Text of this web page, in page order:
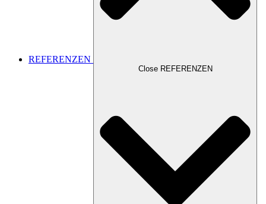
REFERENZEN
Close REFERENZEN